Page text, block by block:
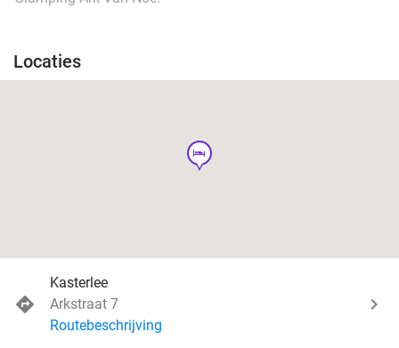
Locaties
hotel
Kasterlee
Arkstraat 7
Routebeschrijving